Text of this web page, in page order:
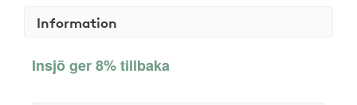
Information
Insjö ger 8% tillbaka